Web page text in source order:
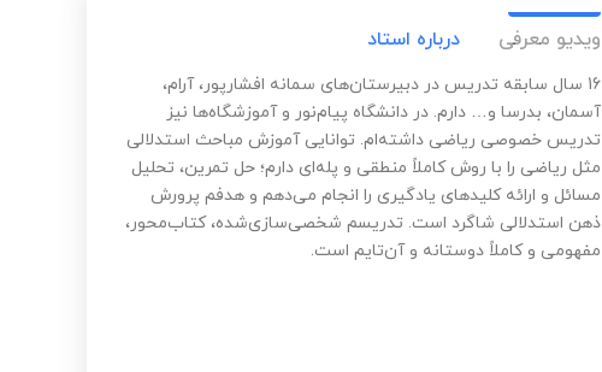
ویدیو معرفی درباره استاد
16 سال سابقه تدریس در دبیرستان‌های سمانه افشارپور، آرام،
آسمان، بدرسا و… دارم. در دانشگاه پیام‌نور و آموزشگاه‌ها نیز
تدریس خصوصی ریاضی داشته‌ام. توانایی آموزش مباحث استدلالی
مثل ریاضی را با روش کاملاً منطقی و پله‌ای دارم؛ حل تمرین، تحلیل
مسائل و ارائه کلیدهای یادگیری را انجام می‌دهم و هدفم پرورش
ذهن استدلالی شاگرد است. تدریسم شخصی‌سازی‌شده، کتاب‌محور،
مفهومی و کاملاً دوستانه و آن‌تایم است.